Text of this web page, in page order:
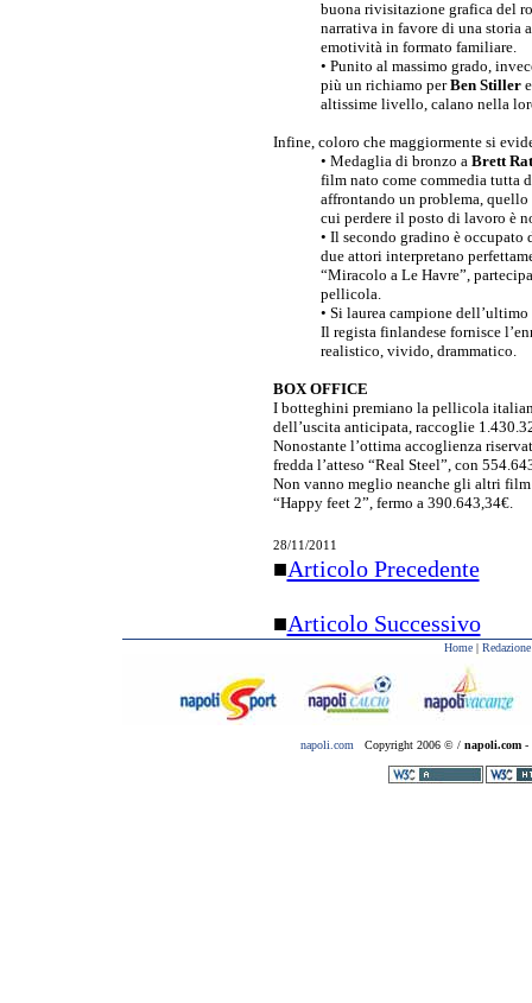
buona rivisitazione grafica del
narrativa in favore di una storia
emotività in formato familiare.
• Punito al massimo grado,
più un richiamo perBen Stillere
altissime livello, calano nella
Infine, coloro che maggiormente si
• Medaglia di bronzo a Brett
film nato come commedia tutta
affrontando un problema,
cui perdere il posto di lavoro è
• Il secondo gradino è
due attori interpretano
“Miracolo a Le Havre”,
pellicola.
• Si laurea campione
Il regista finlandese fornisce
realistico, vivido, drammatico.
BOX OFFICE
I botteghini premiano la pellicola
dell’uscita anticipata, raccoglie
Nonostante l’ottima accoglienza
fredda l’atteso “Real Steel”, con
Non vanno meglio neanche gli altri film
“Happy feet 2”, fermo a 390.643,34€.
28/11/2011
■Articolo Precedente
■Articolo Successivo
Home| Redazione
napoli.com Copyright 2006 © / napoli.com-